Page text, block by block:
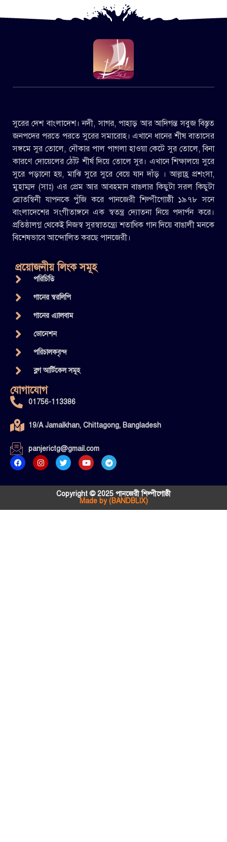
সুরের দেশ বাংলাদেশ। নদী, সাগর, পাহাড় আর আদিগন্ত সবুজ বিস্তৃত
জনপদের পরতে পরতে সুরের সমারোহ। এখানে ধানের শীষ বাতাসের
সঙ্গমে সুর তোলে, নৌকার পাল পাগলা হাওয়া কেটে সুর তোলে, বিনা
কারণে দোয়েলের ঠোঁট শীর্ষ দিয়ে তোলে সুর। এখানে শিক্ষালয়ে সুরে
সুরে পড়ানো হয়, মাঝি সুরে সুরে বেয়ে যান দাঁড় । আল্লাহ্র প্রশংসা,
মুহাম্মদ (সাঃ) এর প্রেম আর আবহমান বাঙলার কিছুটা সরল কিছুটা
স্রোতস্বিনী যাপনকে পুঁজি করে পানজেরী শিল্পীগোষ্ঠী ১৯৭৮ সনে
বাংলাদেশের সংগীতাঙ্গনে এক স্বতন্ত্র দ্যোতনা নিয়ে পদার্পন করে।
প্রতিষ্ঠালগ্ন থেকেই নিজস্ব সুরস্বাতন্ত্র্যে শতাধিক গান দিয়ে বাঙালী মনকে
বিশেষভাবে আন্দোলিত করছে পানজেরী।
প্রয়োজনীয় লিংক সমূহ
পরিচিতি
গানের স্বরলিপি
গানের এ্যালবাম
ডোনেশন
পরিচালকবৃন্দ
ব্লগ আর্টিকেল সমূহ
যোগাযোগ
01756-113386
19/A Jamalkhan, Chittagong, Bangladesh
panjerictg@gmail.com
Copyright © 2025 পানজেরী শিল্পীগোষ্ঠী
Made by (BANDBLIX)